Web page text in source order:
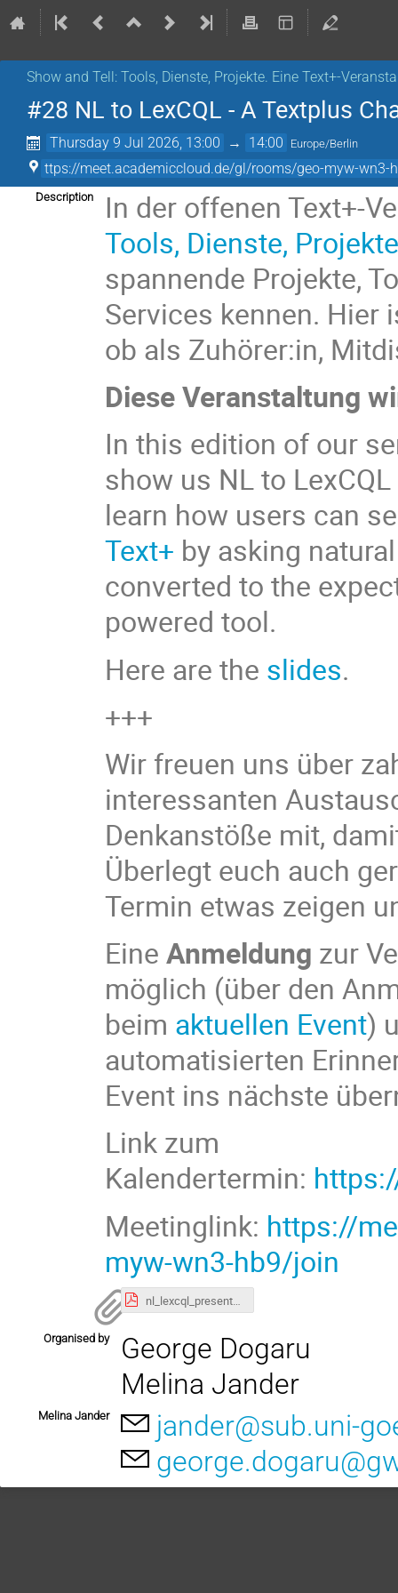
Show and Tell: Tools, Dienste, Projekte. Eine Text+-
#28 NL to LexCQL - A Textplus
Thursday 9 Jul 2026, 13:00 → 14:00 Europe/Berlin
ttps://meet.academiccloud.de/gl/rooms/geo-myw-wn3-
Description
In der offenen Text+-
Tools, Dienste,
spannende Projekte,
Services kennen. Hier
ob als Zuhörer:in,
Diese Veranstaltung
In this edition of our
show us NL to
learn how users can
Text+ by asking
converted to the
powered tool.
Here are the slides.
+++
Wir freuen uns über
interessanten
Denkanstöße mit,
Überlegt euch auch
Termin etwas zeigen
Eine Anmeldung zur
möglich (über den
beim aktuellen Event)
automatisierten
Event ins nächste
Link zum
Kalendertermin:
Meetinglink: https://
myw-wn3-hb9/join
nl_lexcql_presentation.pdf
Organised by
George Dogaru
Melina Jander
Melina Jander
jander@sub.uni-